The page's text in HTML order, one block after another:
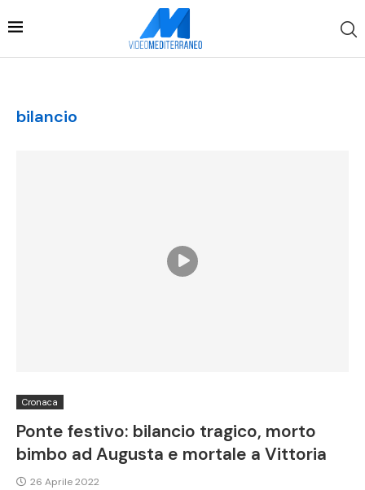
bilancio
Cronaca
Ponte festivo: bilancio tragico, morto
bimbo ad Augusta e mortale a Vittoria
26 Aprile 2022